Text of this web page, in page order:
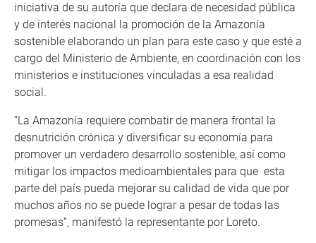
iniciativa de su autoría que declara de necesidad pública
y de interés nacional la promoción de la Amazonía
sostenible elaborando un plan para este caso y que esté a
cargo del Ministerio de Ambiente, en coordinación con los
ministerios e instituciones vinculadas a esa realidad
social.
“La Amazonía requiere combatir de manera frontal la
desnutrición crónica y diversificar su economía para
promover un verdadero desarrollo sostenible, así como
mitigar los impactos medioambientales para que esta
parte del país pueda mejorar su calidad de vida que por
muchos años no se puede lograr a pesar de todas las
promesas”, manifestó la representante por Loreto.